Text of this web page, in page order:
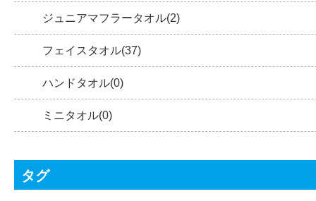
ジュニアマフラータオル(2)
フェイスタオル(37)
ハンドタオル(0)
ミニタオル(0)
タグ